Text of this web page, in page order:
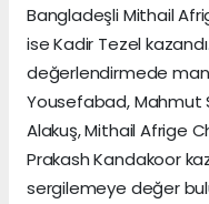
Bangladeşli Mithail
ise Kadir Tezel
değerlendirmede
Yousefabad, Mahmut
Alakuş, Mithail Afrige
Prakash Kandakoor
sergilemeye değer